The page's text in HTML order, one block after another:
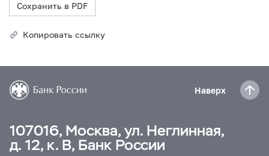
Сохранить в PDF
Копировать ссылку
Наверх
107016, Москва, ул. Неглинная,
д. 12, к. В, Банк России